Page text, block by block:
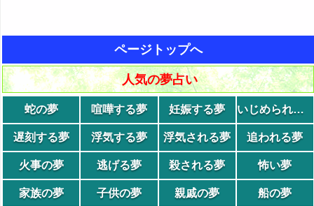
ページトップへ
人気の夢占い
蛇の夢 喧嘩する夢 妊娠する夢 いじめられる夢
遅刻する夢 浮気する夢 浮気される夢 追われる夢
火事の夢 逃げる夢 殺される夢 怖い夢
家族の夢 子供の夢 親戚の夢 船の夢